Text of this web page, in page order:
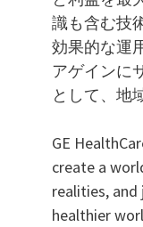
識も含む技
効果的な運
アゲインに
として、地
GE
create a
realities, and
healthier